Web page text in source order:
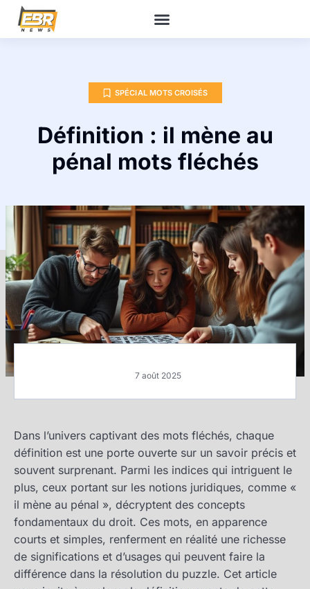
SPÉCIAL MOTS CROISÉS
Définition : il mène au
pénal mots fléchés
7 août 2025
Dans l’univers captivant des mots fléchés, chaque
définition est une porte ouverte sur un savoir précis et
souvent surprenant. Parmi les indices qui intriguent le
plus, ceux portant sur les notions juridiques, comme «
il mène au pénal », décryptent des concepts
fondamentaux du droit. Ces mots, en apparence
courts et simples, renferment en réalité une richesse
de significations et d’usages qui peuvent faire la
différence dans la résolution du puzzle. Cet article